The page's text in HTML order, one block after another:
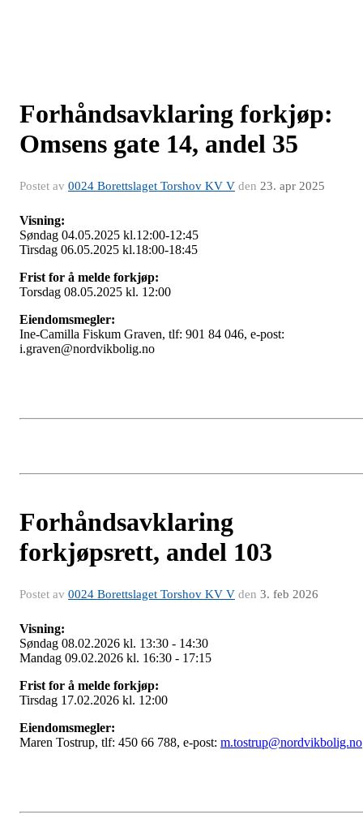
Forhåndsavklaring forkjøp:
Omsens gate 14, andel 35
Postet av 0024 Borettslaget Torshov KV V den 23. apr 2025
Visning:
Søndag 04.05.2025 kl.12:00-12:45
Tirsdag 06.05.2025 kl.18:00-18:45
Frist for å melde forkjøp:
Torsdag 08.05.2025 kl. 12:00
Eiendomsmegler:
Ine-Camilla Fiskum Graven, tlf: 901 84 046, e-post:
i.graven@nordvikbolig.no
Forhåndsavklaring
forkjøpsrett, andel 103
Postet av 0024 Borettslaget Torshov KV V den 3. feb 2026
Visning:
Søndag 08.02.2026 kl. 13:30 - 14:30
Mandag 09.02.2026 kl. 16:30 - 17:15
Frist for å melde forkjøp:
Tirsdag 17.02.2026 kl. 12:00
Eiendomsmegler:
Maren Tostrup, tlf: 450 66 788, e-post: m.tostrup@nordvikbolig.no